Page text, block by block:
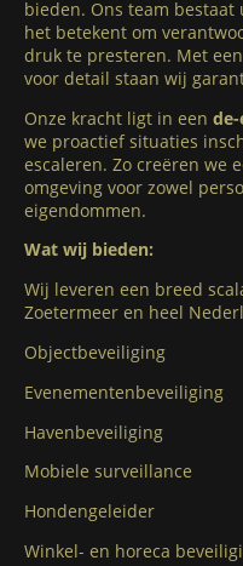
bieden. Ons team
het betekent om
druk te presteren. Met
voor detail staan wij
Onze kracht ligt in een
we proactief situaties
escaleren. Zo creëren we
omgeving voor zowel
eigendommen.
Wat wij bieden:
Wij leveren een breed
Zoetermeer en heel
Objectbeveiliging
Evenementenbeveiliging
Havenbeveiliging
Mobiele surveillance
Hondengeleider
Winkel- en horeca